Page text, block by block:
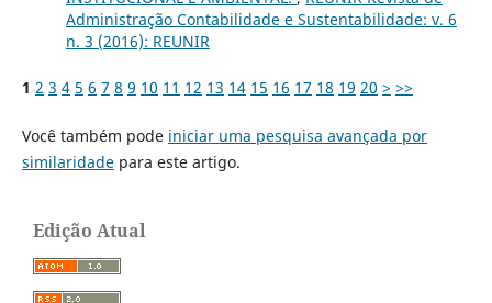
Administração Contabilidade e Sustentabilidade: v. 6
n. 3 (2016): REUNIR
1 2 3 4 5 6 7 8 9 10 11 12 13 14 15 16 17 18 19 20 > >>
Você também pode iniciar uma pesquisa avançada por
similaridadepara este artigo.
Edição Atual